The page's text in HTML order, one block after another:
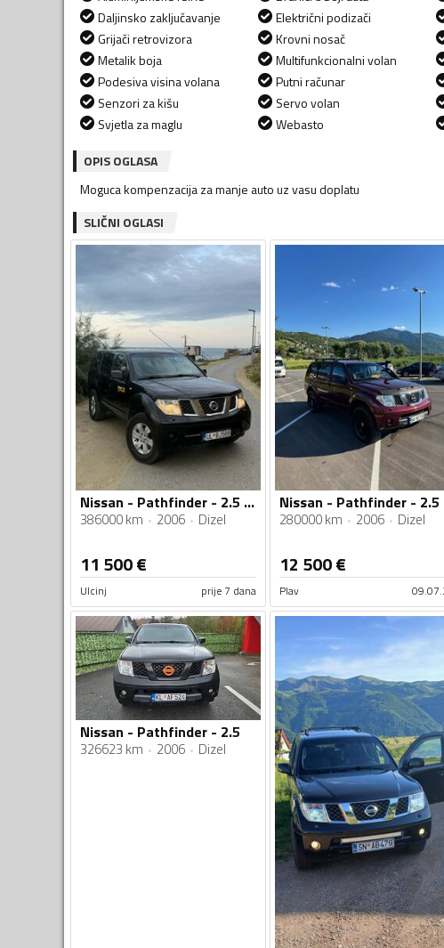
Daljinsko zaključavanje
Grijači retrovizora
Metalik boja
Podesiva visina volana
Senzori za kišu
Svjetla za maglu
Električni podizači
Krovni nosač
Multifunkcionalni volan
Putni računar
Servo volan
Webasto
OPIS OGLASA
Moguca kompenzacija za manje auto uz vasu doplatu
SLIČNI OGLASI
Nissan - Pathfinder - 2.5 CDI
386000 km 2006 Dizel
11 500€
Ulcinj prije 7 dana
280000 km 2006 Dizel
12 500€
Plav
Nissan - Pathfinder - 2.5
326623 km 2006 Dizel